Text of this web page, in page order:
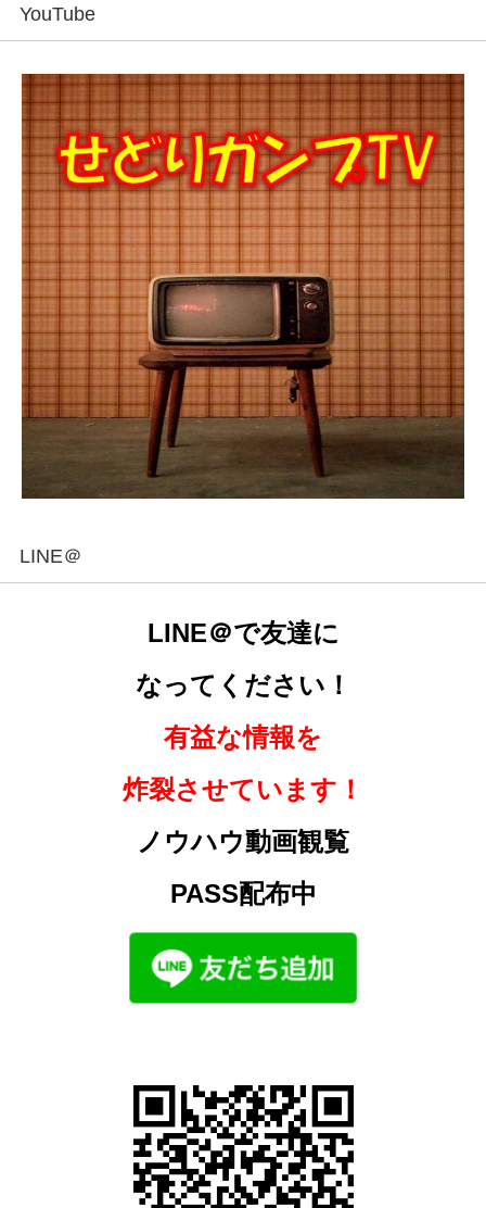
YouTube
LINE＠
LINE＠で友達に
なってください！
有益な情報を
炸裂させています！
ノウハウ動画観覧
PASS配布中